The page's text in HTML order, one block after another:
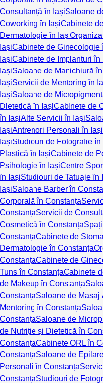
Consultanță în IașiSaloane
Coworking în IașiCabinete
Dermatologie în Iași
IașiCabinete de Ginecologie
IașiCabinete de Implanturi în
IașiSaloane de Manichiură în
IașiServicii de Mentoring în
IașiSaloane de
Dietetică în IașiCabinete de
în IașiAlte Servicii în Iași
IașiAntrenori Personali în Iași
IașiStudiouri de Fotografie în
Plastică în IașiCabinete de
Psihologie în IașiCentre
în IașiStudiouri de Tatuaje în
IașiSaloane Barber în
Corporală în Constanța
ConstanțaServicii de
Cosmetică în Constanța
ConstanțaCabinete de
Dermatologie în Constanța
ConstanțaCabinete de
Tuns în ConstanțaCabinete
de Makeup în Constanța
ConstanțaSaloane de Masaj
Mentoring în Constanța
ConstanțaSaloane de
de Nutriție și Dietetică în
ConstanțaCabinete ORL în
ConstanțaSaloane de
Personali în Constanța
ConstanțaStudiouri de